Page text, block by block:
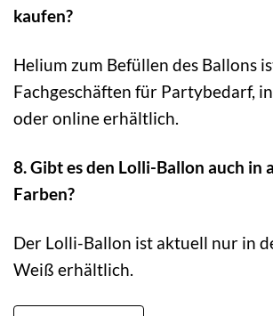
kaufen?
Helium zum Befüllen des Ballons
Fachgeschäften für Partybedarf,
oder online erhältlich.
8. Gibt es den Lolli-Ballon auch in
Farben?
Der Lolli-Ballon ist aktuell nur in
Weiß erhältlich.